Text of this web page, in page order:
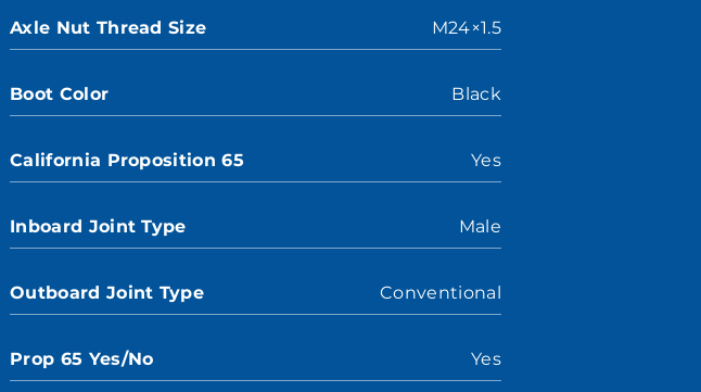
Axle Nut Thread Size M24×1.5
Boot Color Black
California Proposition 65 Yes
Inboard Joint Type Male
Outboard Joint Type Conventional
Prop 65 Yes/No Yes